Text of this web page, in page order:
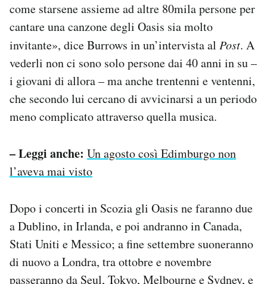
come starsene assieme ad altre 80mila persone per
cantare una canzone degli Oasis sia molto
invitante», dice Burrows in un’intervista al Post. A
vederli non ci sono solo persone dai 40 anni in su –
i giovani di allora – ma anche trentenni e ventenni,
che secondo lui cercano di avvicinarsi a un periodo
meno complicato attraverso quella musica.
– Leggi anche: Un agosto così Edimburgo non
l’aveva mai visto
Dopo i concerti in Scozia gli Oasis ne faranno due
a Dublino, in Irlanda, e poi andranno in Canada,
Stati Uniti e Messico; a fine settembre suoneranno
di nuovo a Londra, tra ottobre e novembre
passeranno da Seul, Tokyo, Melbourne e Sydney, e